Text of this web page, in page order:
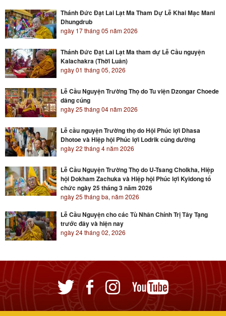
Thánh Đức Đạt Lai Lạt Ma Tham Dự Lễ Khai Mạc Mani
Dhungdrub
ngày 17 tháng 05 năm 2026
Thánh Đức Đạt Lai Lạt Ma tham dự Lễ Cầu nguyện
Kalachakra (Thời Luân)
ngày 01 tháng 05, 2026
Lễ Cầu Nguyện Trường Thọ do Tu viện Dzongar Choede
dâng cúng
ngày 25 tháng 04 năm 2026
Lễ cầu nguyện Trường thọ do Hội Phúc lợi Dhasa
Dhotoe và Hiệp hội Phúc lợi Lodrik cúng dường
ngày 22 tháng 4 năm 2026
Lễ Cầu Nguyện Trường Thọ do U-Tsang Cholkha, Hiệp
hội Dokham Zachuka và Hiệp hội Phúc lợi Kyidong tổ
chức ngày 25 tháng 3 năm 2026
ngày 25 tháng ba, năm 2026
Lễ Cầu Nguyện cho các Tù Nhân Chính Trị Tây Tạng
trước đây và hiện nay
ngày 24 tháng 02, 2026